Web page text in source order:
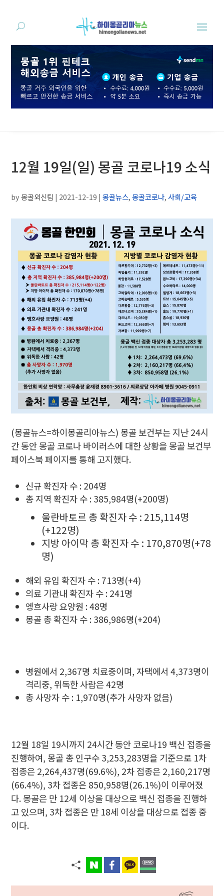
12월 19일(일) 몽골 코로나19 소식
by몽골외신팀 | 2021-12-19 |몽골뉴스,몽골코로나,사회/교육
(몽골뉴스=하이몽골리아뉴스) 몽골 보건부는 지난 24시
간 동안 몽골 코로나 바이러스에 대한 상황을 몽골 보건부
페이스북 페이지를 통해 고지했다.
신규 확진자 수 : 204명
총 지역 확진자 수 : 385,984명(+200명)
울란바토르 총 확진자 수 : 215,114명
(+122명)
지방 아이막 총 확진자 수 : 170,870명(+78
명)
해외 유입 확진자 수 : 713명(+4)
의료 기관내 확진자 수 : 241명
엥흐사랑 요양원 : 48명
몽골 총 확진자 수 : 386,986명(+204)
병원에서 2,367명 치료중이며, 자택에서 4,373명이
격리중, 위독한 사람은 42명
총 사망자 수 : 1,970명(추가 사망자 없음)
12월 18일 19시까지 24시간 동안 코로나19 백신 접종을
진행하여, 몽골 총 인구수 3,253,283명을 기준으로 1차
접종은 2,264,437명(69.6%), 2차 접종은 2,160,217명
(66.4%), 3차 접종은 850,958명(26.1%)이 이루어졌
다. 몽골은 만 12세 이상을 대상으로 백신 접종을 진행하
고 있으며, 3차 접종은 만 18세 이상을 대상으로 접종 중
이다.